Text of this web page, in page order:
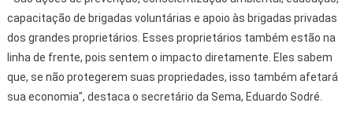
capacitação de brigadas voluntárias e apoio às brigadas privadas
dos grandes proprietários. Esses proprietários também estão na
linha de frente, pois sentem o impacto diretamente. Eles sabem
que, se não protegerem suas propriedades, isso também afetará
sua economia", destaca o secretário da Sema, Eduardo Sodré.